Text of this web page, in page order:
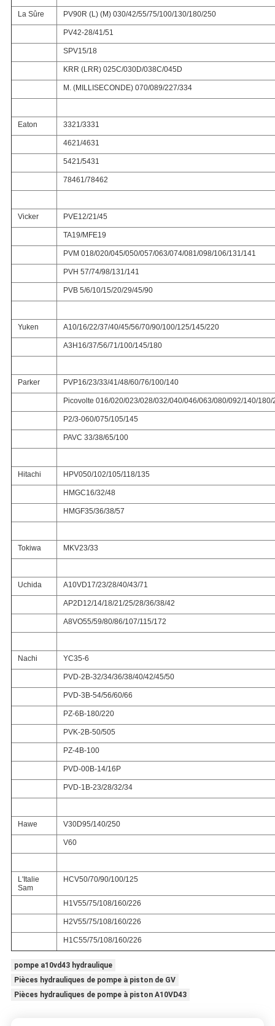
La Sûre PV90R (L) (M) 030/42/55/75/100/130/180/250
PV42-28/41/51
SPV15/18
KRR (LRR) 025C/030D/038C/045D
M. (MILLISECONDE) 070/089/227/334
Eaton 3321/3331
4621/4631
5421/5431
78461/78462
Vicker PVE12/21/45
TA19/MFE19
PVM 018/020/045/050/057/063/074/081/098/106/131/141
PVH 57/74/98/131/141
PVB 5/6/10/15/20/29/45/90
Yuken A10/16/22/37/40/45/56/70/90/100/125/145/220
A3H16/37/56/71/100/145/180
Parker PVP16/23/33/41/48/60/76/100/140
Picovolte 016/020/023/028/032/040/046/063/080/092/140/180/
P2/3-060/075/105/145
PAVC 33/38/65/100
Hitachi HPV050/102/105/118/135
HMGC16/32/48
HMGF35/36/38/57
Tokiwa MKV23/33
Uchida A10VD17/23/28/40/43/71
AP2D12/14/18/21/25/28/36/38/42
A8VO55/59/80/86/107/115/172
Nachi YC35-6
PVD-2B-32/34/36/38/40/42/45/50
PVD-3B-54/56/60/66
PZ-6B-180/220
PVK-2B-50/505
PZ-4B-100
PVD-00B-14/16P
PVD-1B-23/28/32/34
Hawe V30D95/140/250
V60
L'Italie
Sam
HCV50/70/90/100/125
H1V55/75/108/160/226
H2V55/75/108/160/226
H1C55/75/108/160/226
pompe a10vd43 hydraulique
Pièces hydrauliques de pompe à piston de GV
Pièces hydrauliques de pompe à piston A10VD43